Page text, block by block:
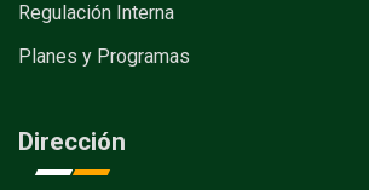
Regulación Interna
Planes y Programas
Dirección